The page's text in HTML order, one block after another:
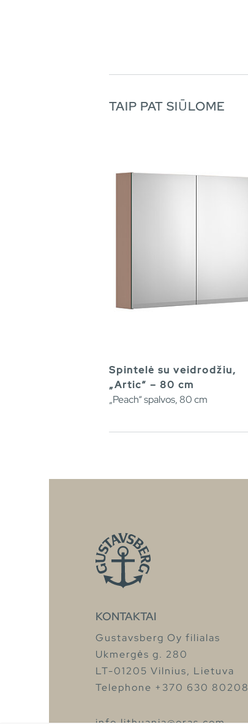
TAIP PAT SIŪLOME
Spintelė su veidrodžiu,
„Artic“ – 80 cm
„Peach“ spalvos, 80 cm
KONTAKTAI
Gustavsberg Oy filialas
Ukmergės g. 280
LT-01205 Vilnius, Lietuva
Telephone +370 630 80208